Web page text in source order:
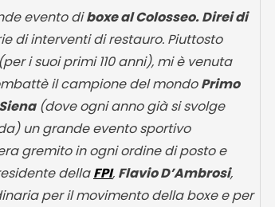
evento diboxe al Colosseo. Direi di
di interventi di restauro. Piuttosto
i suoi primi 110 anni), mi è venuta
il campione del mondoPrimo
(dove ogni anno già si svolge
un grande evento sportivo
gremito in ogni ordine di posto e
dellaFPI, Flavio D’Ambrosi,
per il movimento della boxe e per